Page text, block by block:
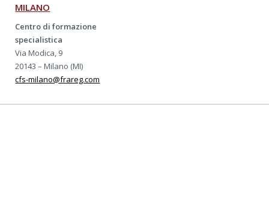
MILANO
Centro di formazione
specialistica
Via Modica, 9
20143 – Milano (MI)
cfs-milano@frareg.com